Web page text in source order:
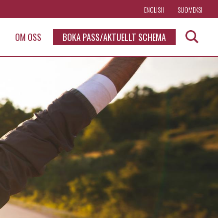
ENGLISH SUOMEKSI
OM OSS BOKA PASS/AKTUELLT SCHEMA